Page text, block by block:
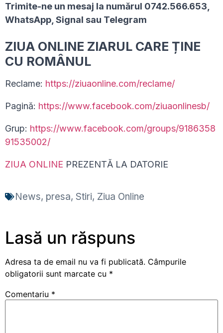
Trimite-ne un mesaj la numărul 0742.566.653,
WhatsApp, Signal sau Telegram
ZIUA ONLINE ZIARUL CARE ȚINE
CU ROMÂNUL
Reclame: https://ziuaonline.com/reclame/
Pagină: https://www.facebook.com/ziuaonlinesb/
Grup: https://www.facebook.com/groups/9186358
91535002/
ZIUA ONLINE PREZENTĂ LA DATORIE
News, presa, Stiri, Ziua Online
Lasă un răspuns
Adresa ta de email nu va fi publicată. Câmpurile
obligatorii sunt marcate cu *
Comentariu *